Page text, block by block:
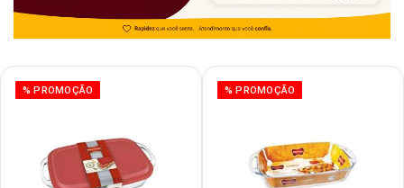
% PROMOÇÃO % PROMOÇÃO